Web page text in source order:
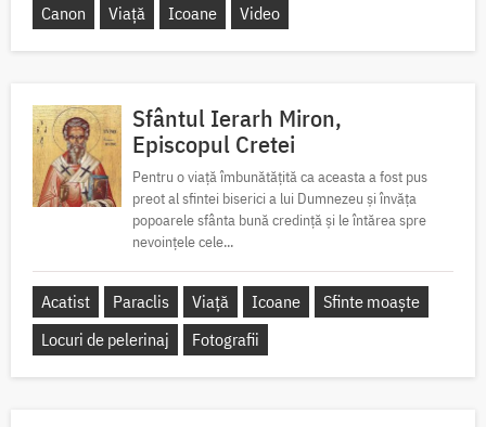
Canon Viață Icoane Video
Sfântul Ierarh Miron,
Episcopul Cretei
Pentru o viață îmbunătățită ca aceasta a fost pus
preot al sfintei biserici a lui Dumnezeu și învăța
popoarele sfânta bună credință și le întărea spre
nevoințele cele...
Acatist Paraclis Viață Icoane
Sfinte moaște
Locuri de pelerinaj
Fotografii